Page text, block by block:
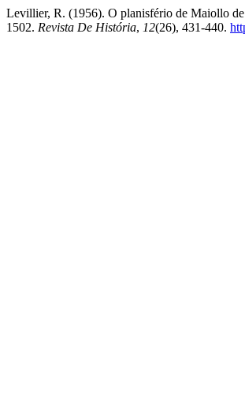
Levillier, R. (1956). O planisfério de Maiollo
1502. Revista De História, 12(26), 431-440.